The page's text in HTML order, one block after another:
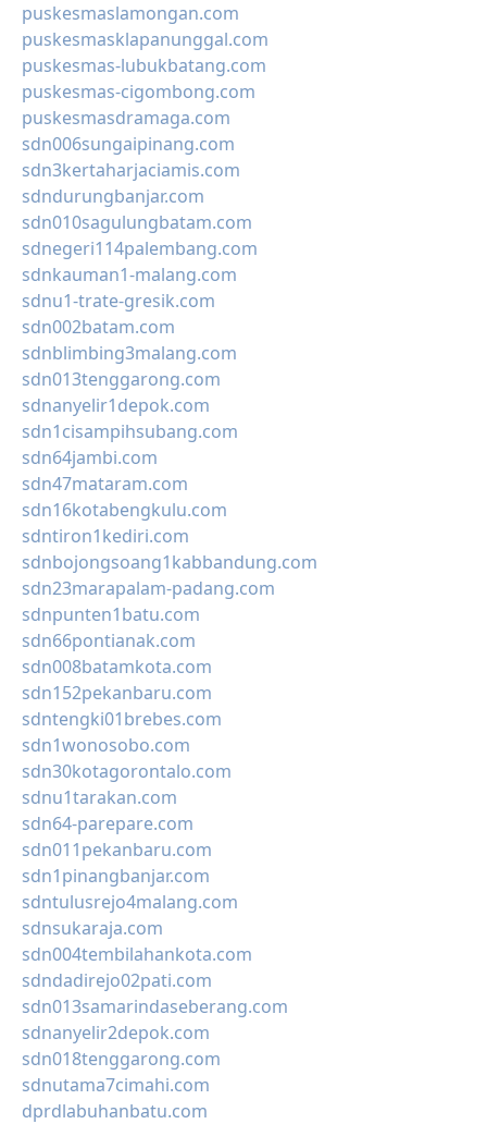
puskesmaslamongan.com
puskesmasklapanunggal.com
puskesmas-lubukbatang.com
puskesmas-cigombong.com
puskesmasdramaga.com
sdn006sungaipinang.com
sdn3kertaharjaciamis.com
sdndurungbanjar.com
sdn010sagulungbatam.com
sdnegeri114palembang.com
sdnkauman1-malang.com
sdnu1-trate-gresik.com
sdn002batam.com
sdnblimbing3malang.com
sdn013tenggarong.com
sdnanyelir1depok.com
sdn1cisampihsubang.com
sdn64jambi.com
sdn47mataram.com
sdn16kotabengkulu.com
sdntiron1kediri.com
sdnbojongsoang1kabbandung.com
sdn23marapalam-padang.com
sdnpunten1batu.com
sdn66pontianak.com
sdn008batamkota.com
sdn152pekanbaru.com
sdntengki01brebes.com
sdn1wonosobo.com
sdn30kotagorontalo.com
sdnu1tarakan.com
sdn64-parepare.com
sdn011pekanbaru.com
sdn1pinangbanjar.com
sdntulusrejo4malang.com
sdnsukaraja.com
sdn004tembilahankota.com
sdndadirejo02pati.com
sdn013samarindaseberang.com
sdnanyelir2depok.com
sdn018tenggarong.com
sdnutama7cimahi.com
dprdlabuhanbatu.com